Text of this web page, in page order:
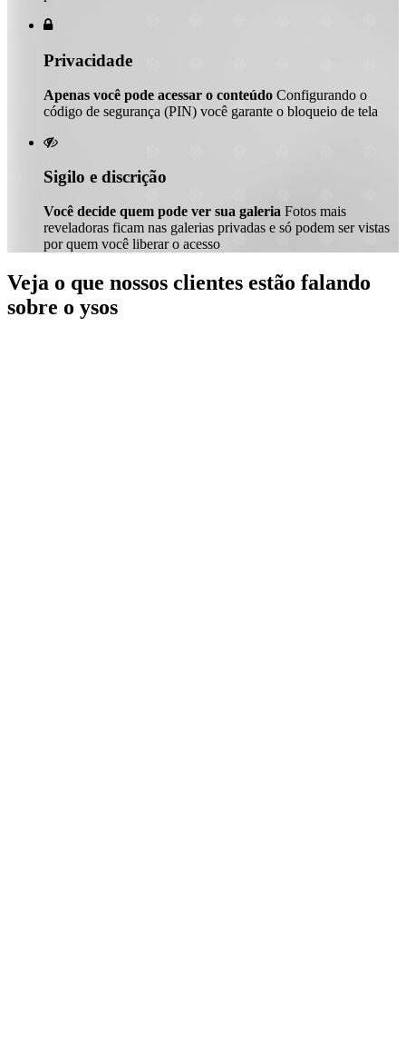

Privacidade
Apenas você pode acessar o conteúdo Configurando o
código de segurança (PIN) você garante o bloqueio de tela

Sigilo e discrição
Você decide quem pode ver sua galeria Fotos mais
reveladoras ficam nas galerias privadas e só podem ser vistas
por quem você liberar o acesso
Veja o que nossos clientes estão falando
sobre o ysos